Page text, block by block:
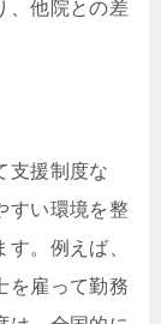
、他院との差
支援制度な
すい環境を整
。例えば、
を雇って勤務